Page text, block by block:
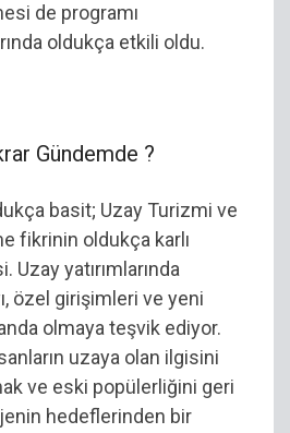
de programı
oldukça etkili oldu.
Gündemde ?
basit; Uzay Turizmi ve
fikrinin oldukça karlı
Uzay yatırımlarında
özel girişimleri ve yeni
olmaya teşvik ediyor.
uzaya olan ilgisini
ve eski popülerliğini geri
hedeflerinden bir